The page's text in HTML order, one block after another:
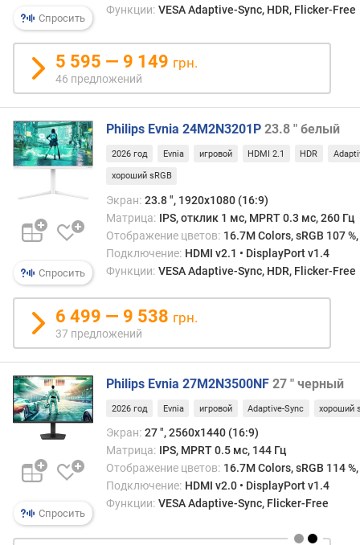
т
р
ц
о
к
р
т
и
е
к
р
а
н
а
а
з
р
е
е
н
е
Спросить
Функции: VESA Adaptive-Sync, HDR, Flicker-Free
5 595 — 9 149 грн.
46 предложений
Спросить
Philips Evnia 24M2N3201P 23.8 " белый
2026 год Evnia игровой HDMI 2.1 HDR
хороший sRGB
Экран: 23.8 ", 1920x1080 (16:9)
Матрица: IPS, отклик 1 мс, MPRT 0.3 мс, 260 Гц
Отображение цветов: 16.7M Colors, sRGB 107
Подключение: HDMI v2.1 • DisplayPort v1.4
Функции: VESA Adaptive-Sync, HDR, Flicker-Free
6 499 — 9 538 грн.
37 предложений
Спросить
Philips Evnia 27M2N3500NF 27 " черный
2026 год Evnia игровой Adaptive-Sync хороший
Экран: 27 ", 2560x1440 (16:9)
Матрица: IPS, MPRT 0.5 мс, 144 Гц
Отображение цветов: 16.7M Colors, sRGB 114
Подключение: HDMI v2.0 • DisplayPort v1.4
Функции: VESA Adaptive-Sync, Flicker-Free